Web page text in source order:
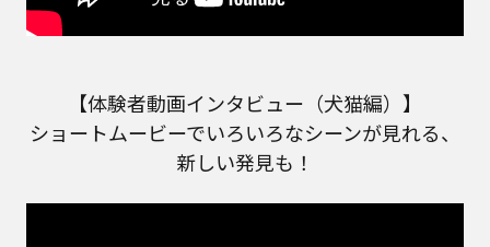
【体験者動画インタビュー（犬猫編）】
ショートムービーでいろいろなシーンが見れる、
新しい発見も！